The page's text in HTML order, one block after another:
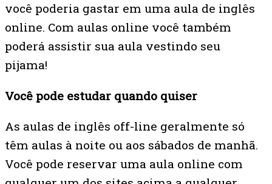
você poderia gastar em uma aula de inglês
online. Com aulas online você também
poderá assistir sua aula vestindo seu
pijama!
Você pode estudar quando quiser
As aulas de inglês off-line geralmente só
têm aulas à noite ou aos sábados de manhã.
Você pode reservar uma aula online com